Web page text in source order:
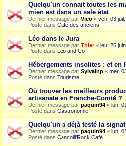
Quelqu'un connait toutes les
mien est dans un sale état
Dernier message par Vico « ven. 03
Posté dans Café des anciens
Léo dans le Jura
Dernier message par Thier« jeu. 25
Posté dans Léo and Co
Hébergements insolites : et en
Dernier message par Sylvainp « mer.
Posté dans Tourisme
Où trouver les meilleurs
artisanale en Franche-Comté ?
Dernier message par paquin94 « lun.
Posté dans Gastronomie
Quelqu'un a déjà testé la
Dernier message par paquin94 « lun.
Posté dans Cancoill'Rock Café